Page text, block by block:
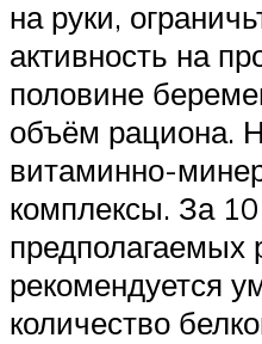
на руки,
активность на
половине
объём рациона.
витаминно-
комплексы. За
предполагаемых
рекомендуется
количество